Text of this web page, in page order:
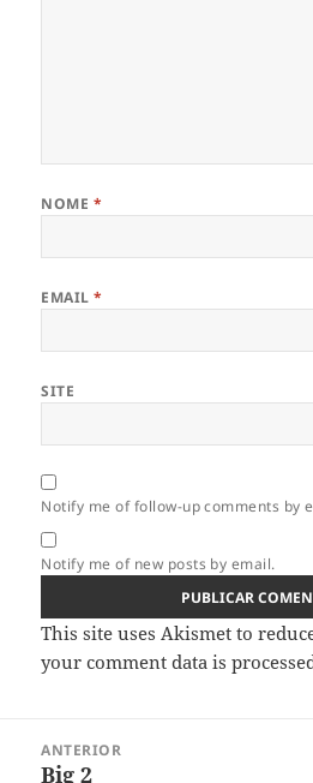
NOME *
EMAIL*
SITE
Notify me of follow-up comments by
Notify me of new posts by email.
This site uses Akismet to
your comment data is
ANTERIOR
Artigo
Big 2